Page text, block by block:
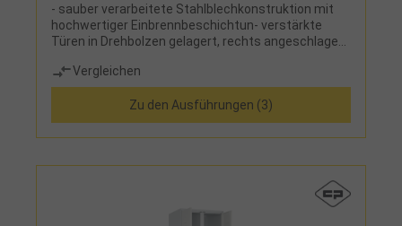
- sauber verarbeitete Stahlblechkonstruktion mit
hochwertiger Einbrennbeschichtun- verstärkte
Türen in Drehbolzen gelagert, rechts angeschlagen,
Sicherheits-Drehriegel inklusive Türschutz zur
Verwendung eines Vorhangschlosses, mit
Zylinderschloss gegen Mehrpreis- zusätzliche
Lüftungsöffnungen in Boden und Dach- wahlweise
bodenstehend, mit Kunststofffüßen oder Sockel
Niveauausgleichsschrauben- pro Abteil 1 Schloss-
Füße und Sockel in RAL 7035 wenn Korpus in RAL
Vergleichen
Zu den Ausführungen (3)